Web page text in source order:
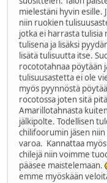
mielestäni hyvin esille.
niin ruokien
jotka ei harrasta
tulisena ja lisäksi
lisätä tulisuutta itse.
rocototahnaa pöytään
tulisuusastetta ei ole
myös pyynnöstä
rocotossa joten sitä
Amarillotahnasta
jälkipolte. Todellisen
chilifoorumin jäsen
varoa. Kannattaa
chilejä niin voimme
pääsee maistelemaan.
emme myöskään